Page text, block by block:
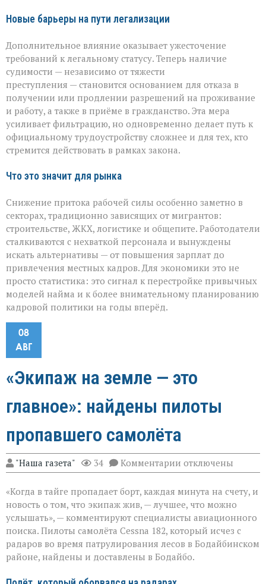
Новые барьеры на пути легализации
Дополнительное влияние оказывает ужесточение
требований к легальному статусу. Теперь наличие
судимости — независимо от тяжести
преступления — становится основанием для отказа в
получении или продлении разрешений на проживание
и работу, а также в приёме в гражданство. Эта мера
усиливает фильтрацию, но одновременно делает путь к
официальному трудоустройству сложнее и для тех, кто
стремится действовать в рамках закона.
Что это значит для рынка
Снижение притока рабочей силы особенно заметно в
секторах, традиционно зависящих от мигрантов:
строительстве, ЖКХ, логистике и общепите. Работодатели
сталкиваются с нехваткой персонала и вынуждены
искать альтернативы — от повышения зарплат до
привлечения местных кадров. Для экономики это не
просто статистика: это сигнал к перестройке привычных
моделей найма и к более внимательному планированию
кадровой политики на годы вперёд.
08
АВГ
«Экипаж на земле — это
главное»: найдены пилоты
пропавшего самолёта
"Наша газета" 34 Комментарии к
записи
на
земле — это
главное»:
найдены
пилоты
пропавшего
самолёта
отключены
«Когда в тайге пропадает борт, каждая минута на счету, и
новость о том, что экипаж жив, — лучшее, что можно
услышать», — комментируют специалисты авиационного
поиска. Пилоты самолёта Cessna 182, который исчез с
радаров во время патрулирования лесов в Бодайбинском
районе, найдены и доставлены в Бодайбо.